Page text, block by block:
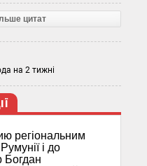
цитат
на 2 тижні
регіональним
і до
Богдан